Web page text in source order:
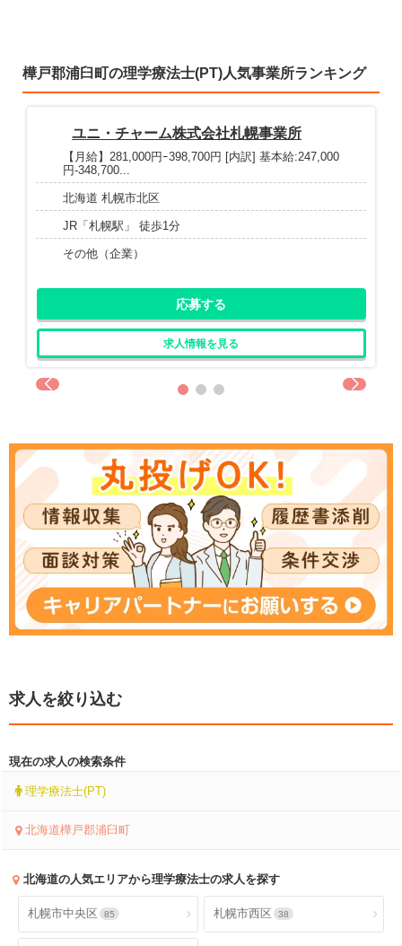
樺戸郡浦臼町の理学療法士(PT)人気事業所ランキング
ユニ・チャーム株式会社札幌事業所
【月給】281,000円ｰ398,700円 [内訳] 基本給:247,000
円-348,700...
北海道 札幌市北区
JR「札幌駅」 徒歩1分
その他（企業）
応募する
求人情報を見る
求人を絞り込む
現在の求人の検索条件
理学療法士(PT)
北海道樺戸郡浦臼町
北海道の人気エリアから理学療法士の求人を探す
札幌市中央区 85 札幌市西区 38